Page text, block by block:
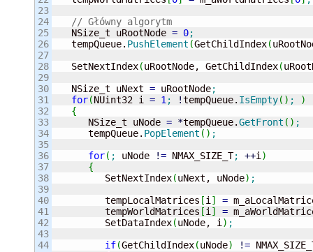
23
24
25
26
27
28
29
30
31
32
33
34
35
36
37
38
39
40
41
42
43
44
// Główny algorytm
   NSize_t uRootNode
= 0;
   tempQueue.
PushElement (GetChildIndex(
   SetNextIndex
(uRootNode, GetChildIndex(
   NSize_t uNext
= uRootNode;
for(NUint32 i = 1 ; !tempQueue. IsEmpty( ) ;
)
{
      NSize_t uNode
= *tempQueue.GetFront ( ) ;
      tempQueue.
PopElement ( ) ;
for( ; uNode != NMAX_SIZE_T; ++i )
{
         SetNextIndex
(uNext, uNode) ;
         tempLocalMatrices
[i ] =
         tempWorldMatrices
[i ] =
         SetDataIndex
(uNode, i ) ;
if(GetChildIndex(uNode) !=